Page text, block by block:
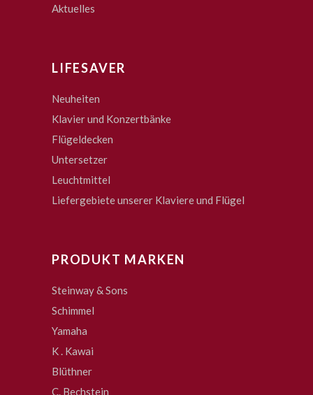
Aktuelles
LIFESAVER
Neuheiten
Klavier und Konzertbänke
Flügeldecken
Untersetzer
Leuchtmittel
Liefergebiete unserer Klaviere und Flügel
PRODUKT MARKEN
Steinway & Sons
Schimmel
Yamaha
K . Kawai
Blüthner
C. Bechstein